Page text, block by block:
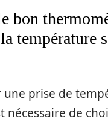
bon
température
une prise de
nécessaire de